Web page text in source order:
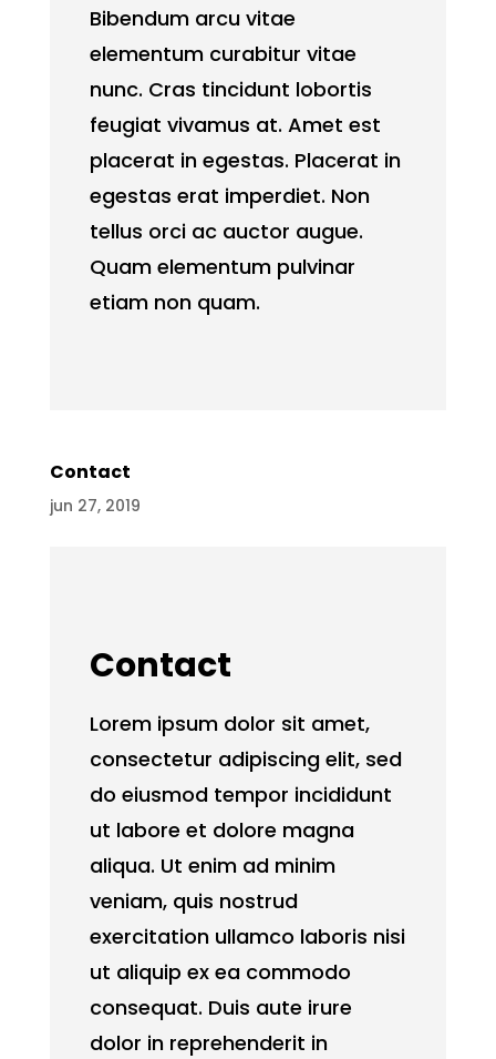
Bibendum arcu vitae
elementum curabitur vitae
nunc. Cras tincidunt lobortis
feugiat vivamus at. Amet est
placerat in egestas. Placerat in
egestas erat imperdiet. Non
tellus orci ac auctor augue.
Quam elementum pulvinar
etiam non quam.
Contact
jun 27, 2019
Contact
Lorem ipsum dolor sit amet,
consectetur adipiscing elit, sed
do eiusmod tempor incididunt
ut labore et dolore magna
aliqua. Ut enim ad minim
veniam, quis nostrud
exercitation ullamco laboris nisi
ut aliquip ex ea commodo
consequat. Duis aute irure
dolor in reprehenderit in